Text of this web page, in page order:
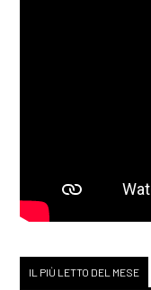
IL PIÙ LETTO DEL MESE